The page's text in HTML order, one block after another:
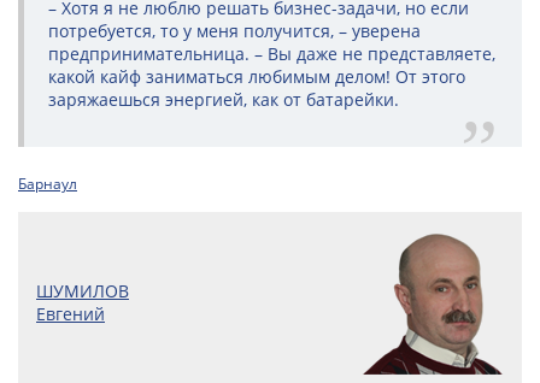
– Хотя я не люблю решать бизнес-задачи, но если
потребуется, то у меня получится, – уверена
предпринимательница. – Вы даже не представляете,
какой кайф заниматься любимым делом! От этого
заряжаешься энергией, как от батарейки.
Барнаул
ШУМИЛОВ
Евгений